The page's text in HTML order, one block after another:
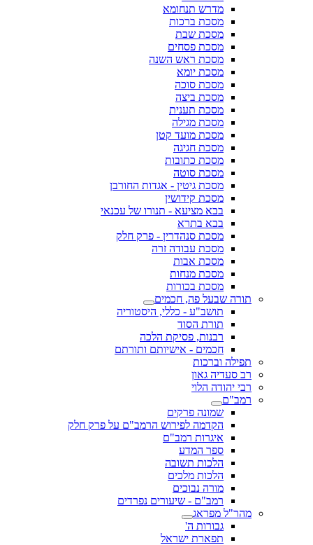
מדרש תנחומא
מסכת ברכות
מסכת שבת
מסכת פסחים
מסכת ראש השנה
מסכת יומא
מסכת סוכה
מסכת ביצה
מסכת תענית
מסכת מגילה
מסכת מועד קטן
מסכת חגיגה
מסכת כתובות
מסכת סוטה
מסכת גיטין - אגדות החורבן
מסכת קידושין
בבא מציעא - תנורו של עכנאי
בבא בתרא
מסכת סנהדרין - פרק חלק
מסכת עבודה זרה
מסכת אבות
מסכת מנחות
מסכת בכורות
תורה שבעל פה, חכמים
תושב"ע - כללי, היסטוריה
תורת הסוד
רבנות, פסיקת הלכה
חכמים - אישיותם ותורתם
תפילה וברכות
רב סעדיה גאון
רבי יהודה הלוי
רמב"ם
שמונה פרקים
הקדמה לפירוש הרמב"ם על פרק חלק
איגרות רמב"ם
ספר המדע
הלכות תשובה
הלכות מלכים
מורה נבוכים
רמב"ם - שיעורים נפרדים
מהר"ל מפראג
גבורות ה'
תפארת ישראל